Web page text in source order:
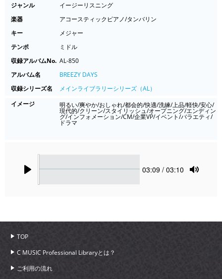
ジャンル
イージーリスニング
楽器
アコースティックピアノ/タンバリン
キー
メジャー
テンポ
ミドル
収録アルバムNo. AL-850
アルバム名
BREEZY DAYS
収録シリーズ名
メインライブラリーシリーズ（AL）
イメージ
明るい/爽やか/おしゃれ/都会的/快適/洗練/上品/軽快/安心/
現代的/クリーン/スタイリッシュ/オープニング/エンディン
グ/インフォメーション/CM/企業VP/イベント/バラエティ/
ドラマ
Current
03:09 / 03:10
TOP
C MUSIC Professional Libraryとは？
ご利用の流れ